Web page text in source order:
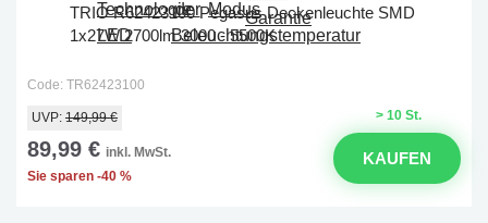
TRIO R62423100 Pegasus Deckenleuchte SMD
1x27W 2700lm 3000 - 5500K
Code: TR62423100
> 10 St.
UVP: 149,99 €
89,99 € inkl. MwSt.
Sie sparen -40 %
KAUFEN